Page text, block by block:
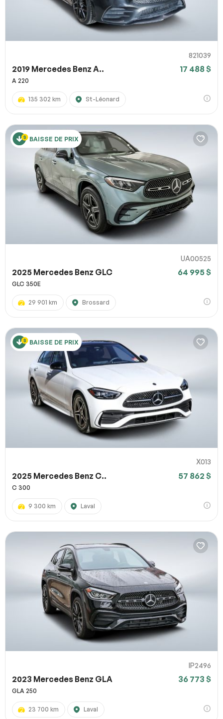
821039
2019 Mercedes Benz A.. 17 488 $
A 220
135 302 km St-Léonard
BAISSE DE PRIX
UA00525
2025 Mercedes Benz GLC 64 995 $
GLC 350E
29 901 km Brossard
BAISSE DE PRIX
X013
2025 Mercedes Benz C.. 57 862 $
C 300
9 300 km Laval
IP2496
2023 Mercedes Benz GLA 36 773 $
GLA 250
23 700 km Laval